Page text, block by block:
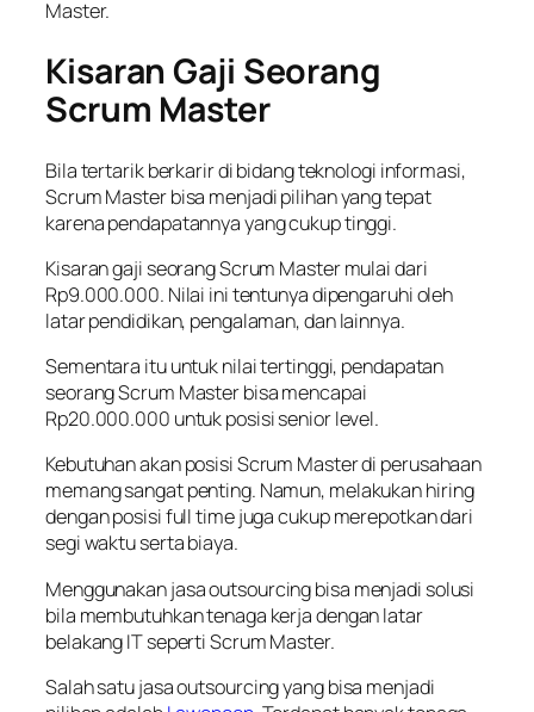
Master.
Kisaran Gaji Seorang
Scrum Master
Bila tertarik berkarir di bidang teknologi informasi,
Scrum Master bisa menjadi pilihan yang tepat
karena pendapatannya yang cukup tinggi.
Kisaran gaji seorang Scrum Master mulai dari
Rp9.000.000. Nilai ini tentunya dipengaruhi oleh
latar pendidikan, pengalaman, dan lainnya.
Sementara itu untuk nilai tertinggi, pendapatan
seorang Scrum Master bisa mencapai
Rp20.000.000 untuk posisi senior level.
Kebutuhan akan posisi Scrum Master di perusahaan
memang sangat penting. Namun, melakukanhiring
dengan posisifull timejuga cukup merepotkan dari
segi waktu serta biaya.
Menggunakan jasaoutsourcingbisa menjadi solusi
bila membutuhkan tenaga kerja dengan latar
belakang IT seperti Scrum Master.
Salah satu jasaoutsourcingyang bisa menjadi